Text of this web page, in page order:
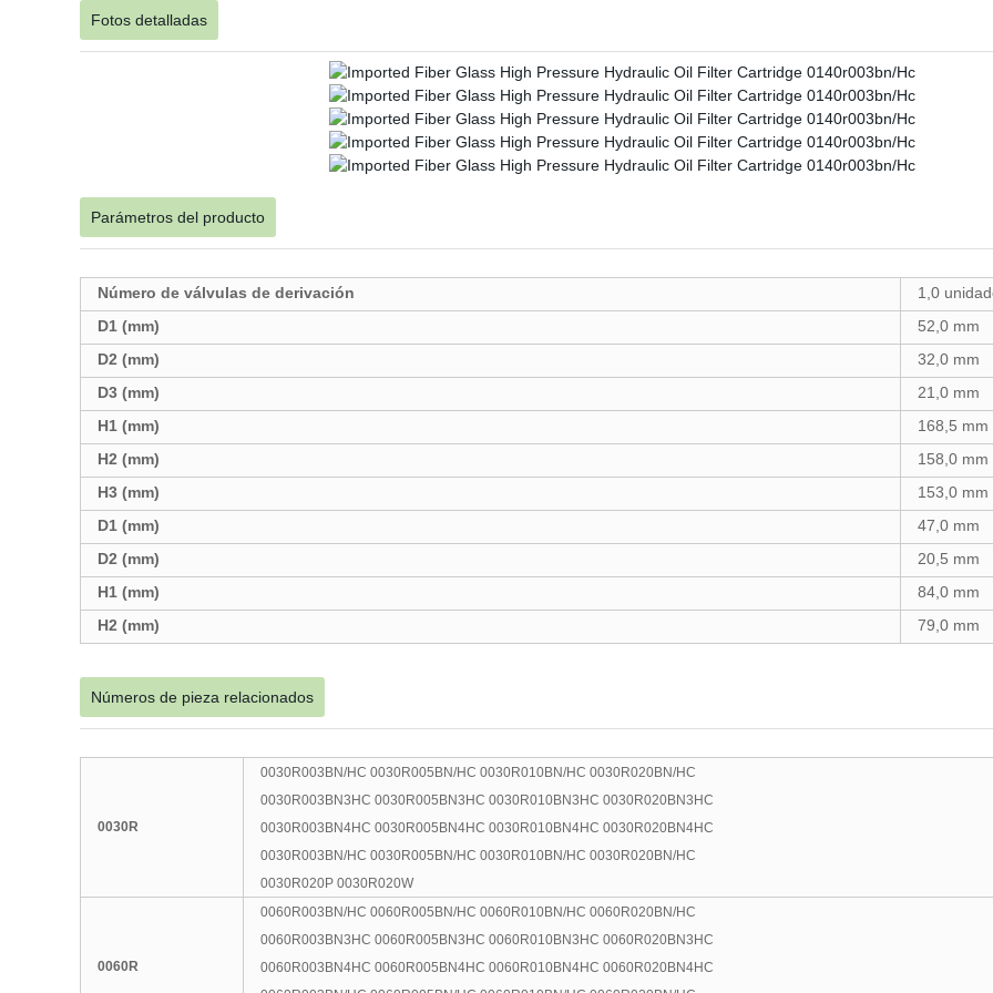
Fotos detalladas
Parámetros del producto
Número de válvulas de derivación
1,0
D1 (mm)
52,0 mm
D2 (mm)
32,0 mm
D3 (mm)
21,0 mm
H1 (mm)
168,5 mm
H2 (mm)
158,0 mm
H3 (mm)
153,0 mm
D1 (mm)
47,0 mm
D2 (mm)
20,5 mm
H1 (mm)
84,0 mm
H2 (mm)
79,0 mm
Números de pieza relacionados
0030R
0030R003BN/HC 0030R005BN/HC 0030R010BN/HC 0030R020BN/HC
0030R003BN3HC 0030R005BN3HC 0030R010BN3HC 0030R020BN3HC
0030R003BN4HC 0030R005BN4HC 0030R010BN4HC 0030R020BN4HC
0030R003BN/HC 0030R005BN/HC 0030R010BN/HC 0030R020BN/HC
0030R020P 0030R020W
0060R
0060R003BN/HC 0060R005BN/HC 0060R010BN/HC 0060R020BN/HC
0060R003BN3HC 0060R005BN3HC 0060R010BN3HC 0060R020BN3HC
0060R003BN4HC 0060R005BN4HC 0060R010BN4HC 0060R020BN4HC